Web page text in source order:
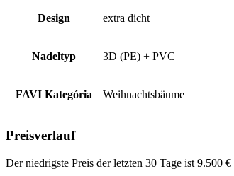
Design extra dicht
Nadeltyp 3D (PE) + PVC
FAVI Kategória Weihnachtsbäume
Preisverlauf
Der niedrigste Preis der letzten 30 Tage ist 9.500 €